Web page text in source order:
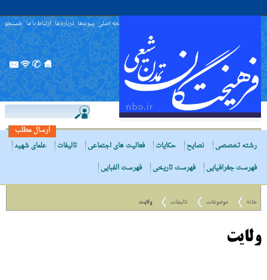
صفحه اصلی پیوندها درباره ما ارتباط با ما جستجو
ارسال مطلب
رشته تخصصی
نصایح حکایات فعالیت های اجتماعی تالیفات
علمای شهید
فهرست جغرافیایی
فهرست تاریخی فهرست الفبایی
خانه موضوعات تالیفات ولایت
ولایت